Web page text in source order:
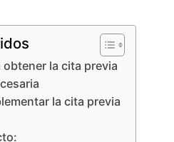
la cita previa
la cita previa